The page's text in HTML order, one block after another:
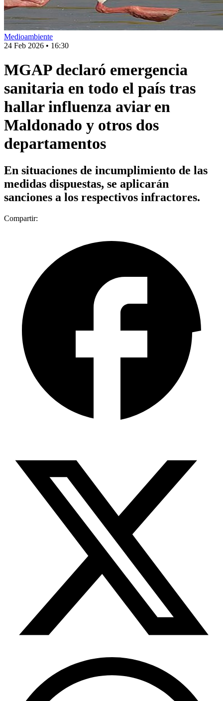
Medioambiente
24 Feb 2026 • 16:30
MGAP declaró emergencia
sanitaria en todo el país tras
hallar influenza aviar en
Maldonado y otros dos
departamentos
En situaciones de incumplimiento de las
medidas dispuestas, se aplicarán
sanciones a los respectivos infractores.
Compartir: